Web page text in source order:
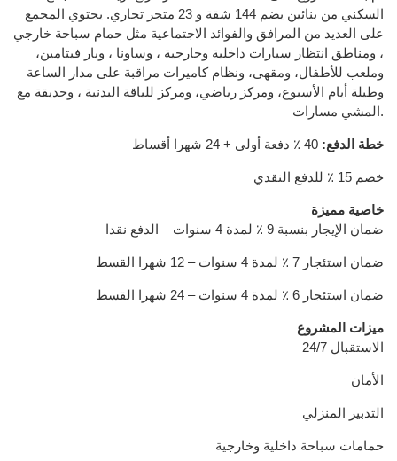
السكني من بنائين يضم 144 شقة و 23 متجر تجاري. يحتوي المجمع
على العديد من المرافق والفوائد الاجتماعية مثل حمام سباحة خارجي
، ومناطق انتظار سيارات داخلية وخارجية ، وساونا ، وبار فيتامين،
وملعب للأطفال، ومقهى، ونظام كاميرات مراقبة على مدار الساعة
وطيلة أيام الأسبوع، ومركز رياضي، ومركز للياقة البدنية ، وحديقة مع
المشي مسارات.
خطة الدفع:
خصم 15 ٪ للدفع النقدي
خاصية مميزة
ضمان الإيجار بنسبة 9 ٪ لمدة 4 سنوات – الدفع نقدا
ضمان استئجار 7 ٪ لمدة 4 سنوات – 12 شهرا القسط
ضمان استئجار 6 ٪ لمدة 4 سنوات – 24 شهرا القسط
ميزات المشروع
24/7 الاستقبال
الأمان
التدبير المنزلي
حمامات سباحة داخلية وخارجية